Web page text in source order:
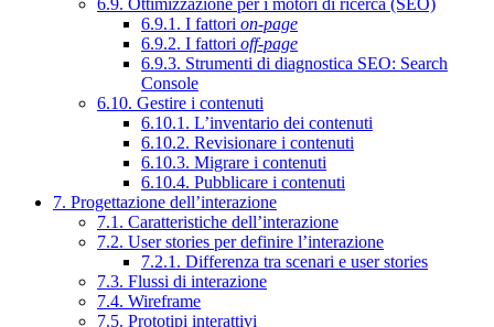
6.9. Ottimizzazione per i motori di ricerca (SEO)
6.9.1. I fattori on-page
6.9.2. I fattori off-page
6.9.3. Strumenti di diagnostica SEO: Search
Console
6.10. Gestire i contenuti
6.10.1. L’inventario dei contenuti
6.10.2. Revisionare i contenuti
6.10.3. Migrare i contenuti
6.10.4. Pubblicare i contenuti
7. Progettazione dell’interazione
7.1. Caratteristiche dell’interazione
7.2. User stories per definire l’interazione
7.2.1. Differenza tra scenari e user stories
7.3. Flussi di interazione
7.4. Wireframe
7.5. Prototipi interattivi